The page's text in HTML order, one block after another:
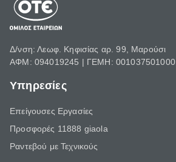
Δ/νση: Λεωφ. Κηφισίας αρ. 99, Μαρούσι
ΑΦΜ: 094019245 | ΓΕΜΗ: 001037501000
Υπηρεσίες
Επείγουσες Εργασίες
Προσφορές 11888 giaola
Ραντεβού με Τεχνικούς